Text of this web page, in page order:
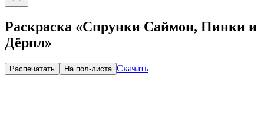
Раскраска «Спрунки Саймон, Пинки и
Дёрпл»
Распечатать На пол-листа Скачать